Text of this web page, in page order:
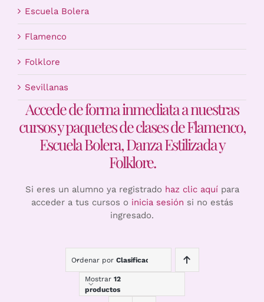
Escuela Bolera
Flamenco
Folklore
Sevillanas
Accede de forma inmediata a nuestras
cursos y paquetes de clases de Flamenco,
Escuela Bolera, Danza Estilizada y
Folklore.
Si eres un alumno ya registrado haz clic aquípara
acceder a tus cursos o inicia sesión si no estás
ingresado.
Ordenar por Clasificación
Mostrar 12
productos